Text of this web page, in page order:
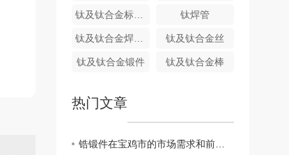
钛及钛合金标准件 钛焊管
钛及钛合金焊接设备 钛及钛合金丝
钛及钛合金锻件 钛及钛合金棒
热门文章
锆锻件在宝鸡市的市场需求和前景展望